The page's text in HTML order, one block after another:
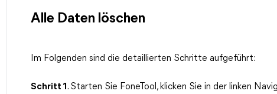
Alle Daten löschen
Im Folgenden sind die detaillierten Schritte aufgeführt:
Schritt 1 . Starten Sie FoneTool, klicken Sie in der linken